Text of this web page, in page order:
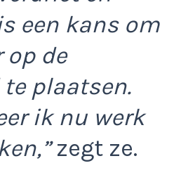
een kans om
op de
plaatsen.
ik nu werk
zegt ze.